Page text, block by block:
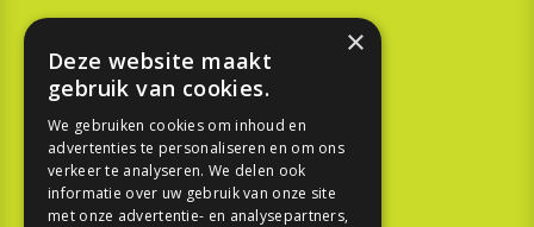
KOOPGIDS
TESTEN
SPORT
×
Deze website maakt
gebruik van cookies.
We gebruiken cookies om inhoud en
advertenties te personaliseren en om ons
verkeer te analyseren. We delen ook
informatie over uw gebruik van onze site
met onze advertentie- en analysepartners,